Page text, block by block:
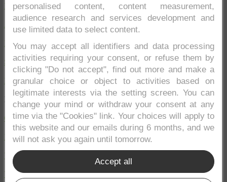
Eje Cafetero
Alrededores de Bogotá
Putumayo
Santander Colombia
Dónde dormir en Colombia
Información útil:
Clima Colombia
Platos Típicos de Colombia
Vacunas
Visado Colombia
personalised content, content measurement,
audience research and services development and
use limited data to select content.
You may accept all identifiers and data processing
activities requiring your consent, or refuse them by
clicking "Do not accept", find out more and make a
granular choice or object to activities based on
legitimate interests via the setting screen. You can
change your mind or withdraw your consent at any
time via the "Cookies" link. Your choices will apply to
this website and our emails during 6 months, and we
will not ask you again until tomorrow.
Accept all